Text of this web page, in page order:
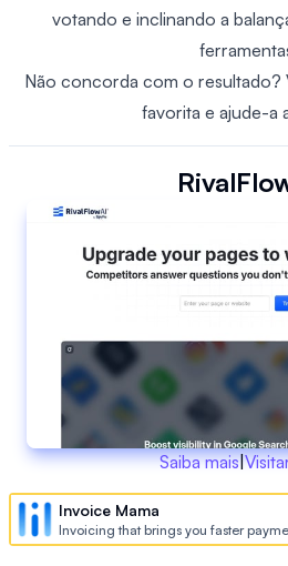
votando e inclinando a
Não concorda com o resultado?
favorita e ajude-a
Saiba mais|
Invoice Mama
Invoicing that brings you faster